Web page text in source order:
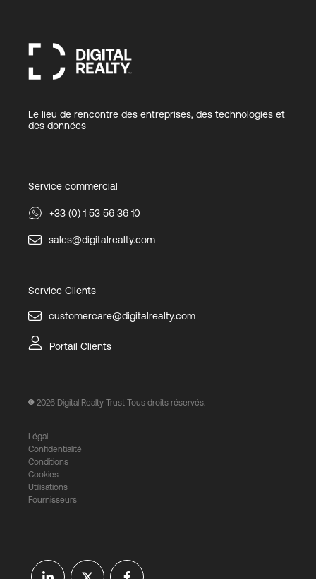
Le lieu de rencontre des entreprises, des technologies et
des données
Service commercial
+33 (0) 1 53 56 36 10
sales@digitalrealty.com
Service Clients
customercare@digitalrealty.com
Portail Clients
2026 Digital Realty Trust Tous droits réservés.
Légal
Confidentialité
Conditions
Cookies
Utilisations
Fournisseurs